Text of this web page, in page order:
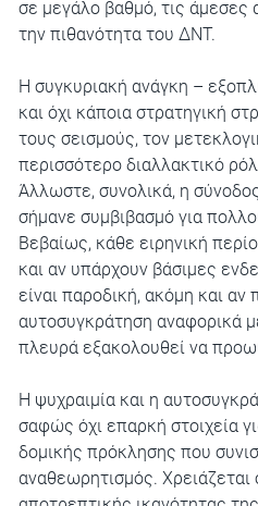
σε μεγάλο βαθμό, τις άμεσες
την πιθανότητα του ΔΝΤ.
Η συγκυριακή ανάγκη –
και όχι κάποια στρατηγική
τους σεισμούς, τον
περισσότερο διαλλακτικό
Άλλωστε, συνολικά, η
σήμανε συμβιβασμό για
Βεβαίως, κάθε ειρηνική
και αν υπάρχουν βάσιμες
είναι παροδική, ακόμη και αν
αυτοσυγκράτηση αναφορικά
πλευρά εξακολουθεί να
Η ψυχραιμία και η
σαφώς όχι επαρκή στοιχεία
δομικής πρόκλησης που
αναθεωρητισμός. Χρειάζεται